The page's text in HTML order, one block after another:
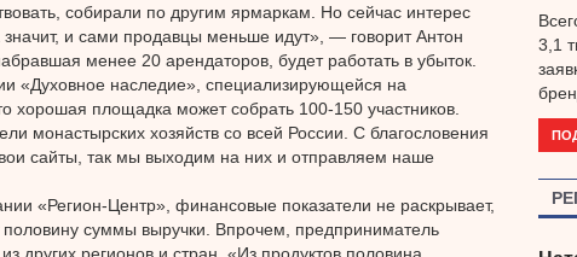
собирали по другим ярмаркам. Но сейчас интерес
и сами продавцы меньше идут», — говорит Антон
менее 20 арендаторов, будет работать в убыток.
«Духовное наследие», специализирующейся на
хорошая площадка может собрать 100-150 участников.
монастырских хозяйств со всей России. С благословения
сайты, так мы выходим на них и отправляем наше
«Регион-Центр», финансовые показатели не раскрывает,
половину суммы выручки. Впрочем, предприниматель
других регионов и стран. «Из продуктов половина
3,1